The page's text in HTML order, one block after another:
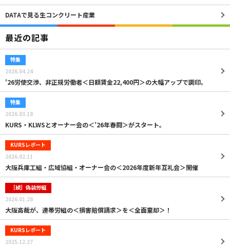
DATAで見る生コンクリート産業
最近の記事
特集
2026.04.24
'26労使交渉、非正規労働者＜日額賃金22,400円＞の大幅アップで調印。
特集
2026.03.18
KURS・KLWSとオーナー会の＜’26年春闘＞がスタート。
KURSレポート
2026.02.11
大阪兵庫工組・広域協組・オーナー会の＜2026年度新年互礼会＞開催
［続］偽装労組
2026.01.28
大阪高裁が、連帯労組の＜損害賠償請求＞を＜全面棄却＞！
KURSレポート
2025.12.27